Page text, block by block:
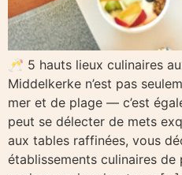
🥂 5 hauts lieux culinaires
Middelkerke n’est pas
mer et de plage — c’est
peut se délecter de mets
aux tables raffinées, vous
établissements culinaires